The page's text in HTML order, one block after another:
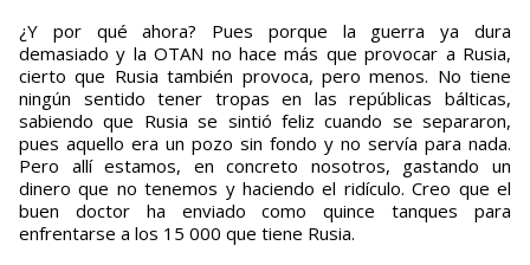
¿Y por qué ahora? Pues porque la guerra ya dura
demasiado y la OTAN no hace más que provocar a Rusia,
cierto que Rusia también provoca, pero menos. No tiene
ningún sentido tener tropas en las repúblicas bálticas,
sabiendo que Rusia se sintió feliz cuando se separaron,
pues aquello era un pozo sin fondo y no servía para nada.
Pero allí estamos, en concreto nosotros, gastando un
dinero que no tenemos y haciendo el ridículo. Creo que el
buen doctor ha enviado como quince tanques para
enfrentarse a los 15 000 que tiene Rusia.